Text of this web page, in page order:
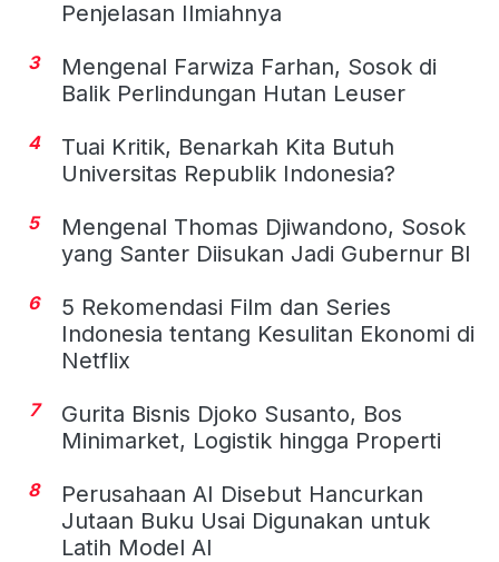
Penjelasan Ilmiahnya
3
Mengenal Farwiza Farhan, Sosok di
Balik Perlindungan Hutan Leuser
4
Tuai Kritik, Benarkah Kita Butuh
Universitas Republik Indonesia?
5
Mengenal Thomas Djiwandono, Sosok
yang Santer Diisukan Jadi Gubernur BI
6
5 Rekomendasi Film dan Series
Indonesia tentang Kesulitan Ekonomi di
Netflix
7
Gurita Bisnis Djoko Susanto, Bos
Minimarket, Logistik hingga Properti
8
Perusahaan AI Disebut Hancurkan
Jutaan Buku Usai Digunakan untuk
Latih Model AI